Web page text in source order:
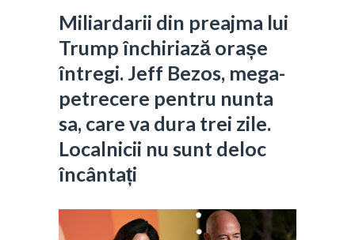
Miliardarii din preajma lui
Trump închiriază orașe
întregi. Jeff Bezos, mega-
petrecere pentru nunta
sa, care va dura trei zile.
Localnicii nu sunt deloc
încântați